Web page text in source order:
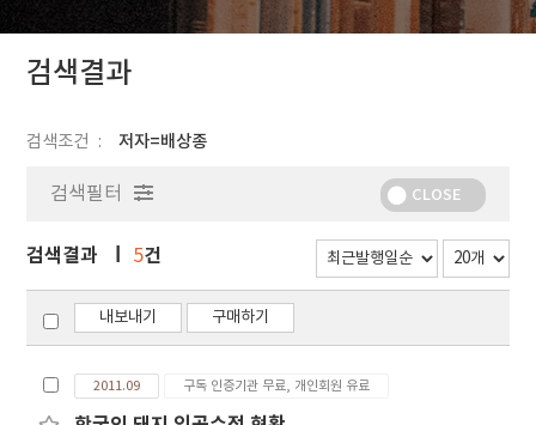
색
검색결과
검색조건 저자=배상종
검색필터 CLOSE
검색결과 5건
내보내기 구매하기
2011.09 구독 인증기관 무료, 개인회원 유료